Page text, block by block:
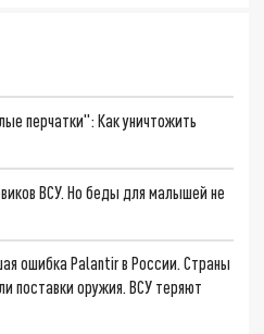
перчатки": Как уничтожить
ВСУ. Но беды для малышей не
ошибка Palantir в России. Страны
поставки оружия. ВСУ теряют